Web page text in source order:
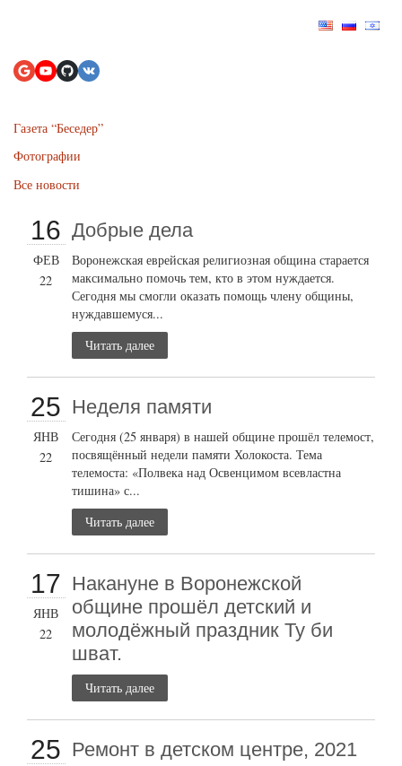
Газета “Беседер”
Фотографии
Все новости
16
ФЕВ
22
Добрые дела
Воронежская еврейская религиозная община старается
максимально помочь тем, кто в этом нуждается.
Сегодня мы смогли оказать помощь члену общины,
нуждавшемуся...
Читать далее
25
ЯНВ
22
Неделя памяти
Сегодня (25 января) в нашей общине прошёл телемост,
посвящённый недели памяти Холокоста. Тема
телемоста: «Полвека над Освенцимом всевластна
тишина» с...
Читать далее
17
ЯНВ
22
Накануне в Воронежской
общине прошёл детский и
молодёжный праздник Ту би
шват.
Читать далее
25 Ремонт в детском центре, 2021